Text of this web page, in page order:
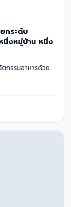
กระดับ
นึ่งหมู่บ้าน หนึ่ง
ตกรรมอาหารด้วย